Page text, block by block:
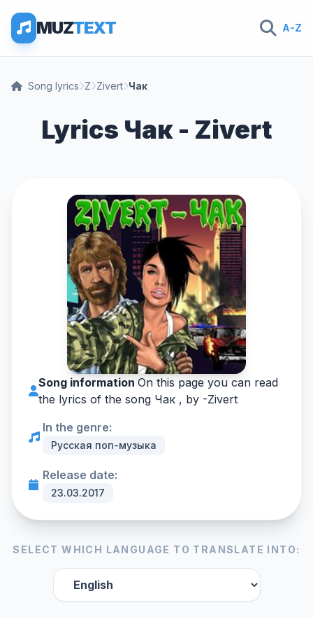
MUZTEXT A-Z
Song lyrics Z Zivert Чак
Lyrics Чак - Zivert
Song information On this page you can read
the lyrics of the song Чак , by -Zivert
In the genre:
Русская поп-музыка
Release date:
23.03.2017
SELECT WHICH LANGUAGE TO TRANSLATE INTO: